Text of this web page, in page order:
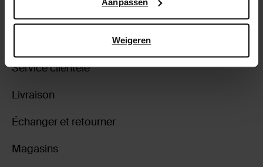
Weigeren
Service clientèle
Livraison
Échanger et retourner
Magasins